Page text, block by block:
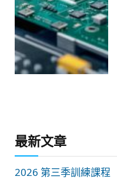
最新文章
2026 第三季訓練課程